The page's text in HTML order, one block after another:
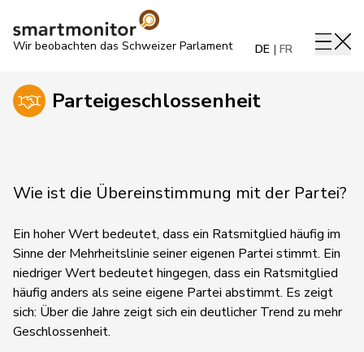
Wir beobachten das Schweizer Parlament DE FR
Parteigeschlossenheit
Wie ist die Übereinstimmung mit der Partei?
Ein hoher Wert bedeutet, dass ein Ratsmitglied häufig im
Sinne der Mehrheitslinie seiner eigenen Partei stimmt. Ein
niedriger Wert bedeutet hingegen, dass ein Ratsmitglied
häufig anders als seine eigene Partei abstimmt. Es zeigt
sich: Über die Jahre zeigt sich ein deutlicher Trend zu mehr
Geschlossenheit.